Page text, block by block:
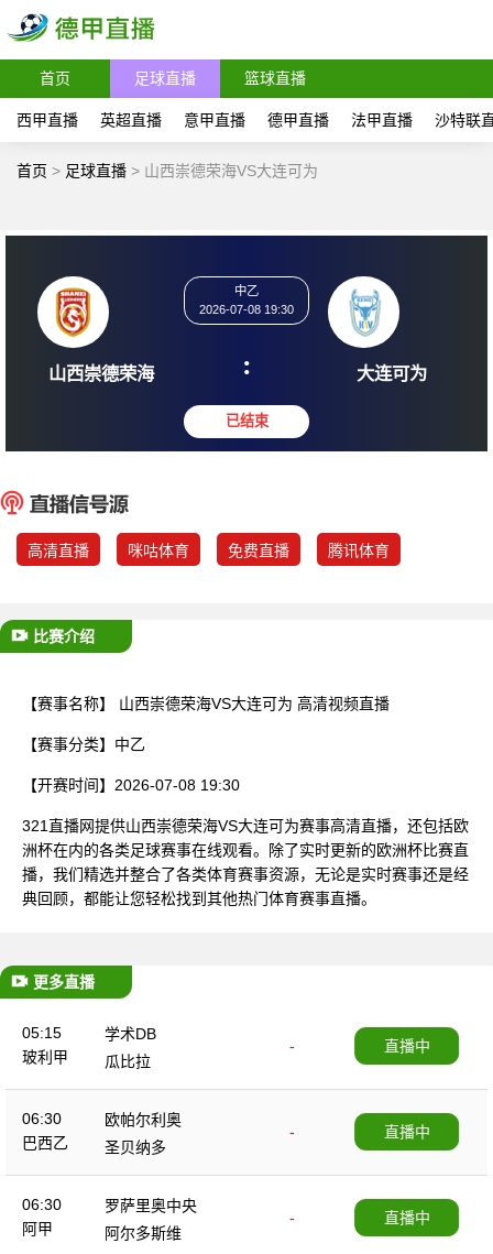
首页 足球直播 篮球直播
西甲直播 英超直播 意甲直播 德甲直播 法甲直播 沙特联
首页 > 足球直播 > 山西崇德荣海VS大连可为
山西崇德荣海
2026-07-08 19:30
: 大连
高清直播 咪咕体育 免费直播 腾讯体育
比赛介绍
【赛事名称】 山西崇德荣海VS大连可为 高清视频直播
【赛事分类】 中乙
【开赛时间】 2026-07-08 19:30
321直播网提供山西崇德荣海VS大连可为赛事高清直播，还包括欧
洲杯在内的各类足球赛事在线观看。除了实时更新的欧洲杯比赛直
播，我们精选并整合了各类体育赛事资源，无论是实时赛事还是经
典回顾，都能让您轻松找到其他热门体育赛事直播。
更多直播
05:15
玻利甲
学术DB
-
瓜比拉
直播中
06:30
巴西乙
欧帕尔利奥
-
圣贝纳多
直播中
06:30
阿甲
罗萨里奥中央
-
阿尔多斯维
直播中